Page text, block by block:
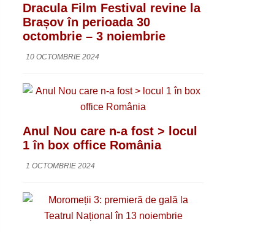
Dracula Film Festival revine la
Brașov în perioada 30
octombrie – 3 noiembrie
10 OCTOMBRIE 2024
Anul Nou care n-a fost > locul
1 în box office România
1 OCTOMBRIE 2024